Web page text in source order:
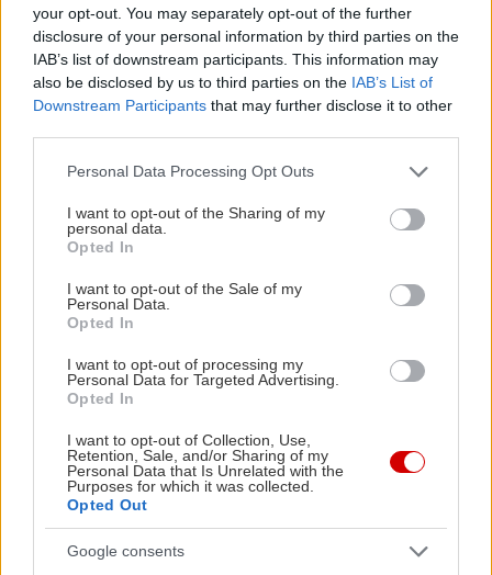
your opt-out. You may separately opt-out of the further
disclosure of your personal information by third parties on the
IAB’s list of downstream participants. This information may
also be disclosed by us to third parties on the IAB’s List of
Downstream Participants that may further disclose it to other
Please note that this website/app uses one or more Google
not limited to your visit or usage behaviour. You may click to
grant or deny consent to Google and its third-party tags to
use your data for below specified purposes in below Google
consent section.
Personal Data Processing Opt Outs
I want to opt-out of the Sharing of my
personal data.
Opted In
I want to opt-out of the Sale of my
Personal Data.
Opted In
I want to opt-out of processing my
Personal Data for Targeted Advertising.
Opted In
I want to opt-out of Collection, Use,
Retention, Sale, and/or Sharing of my
Personal Data that Is Unrelated with the
Purposes for which it was collected.
Opted Out
Google consents